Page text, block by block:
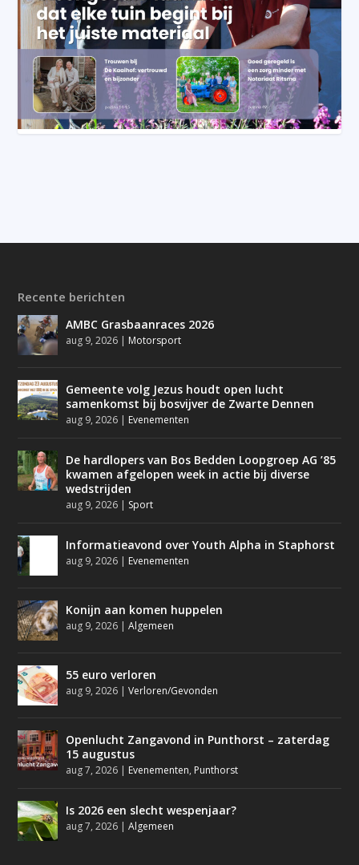
Recente berichten
AMBC Grasbaanraces 2026
aug 9, 2026 | Motorsport
Gemeente volg Jezus houdt open lucht
samenkomst bij bosvijver de Zwarte Dennen
aug 9, 2026 | Evenementen
De hardlopers van Bos Bedden Loopgroep AG ’85
kwamen afgelopen week in actie bij diverse
wedstrijden
aug 9, 2026 | Sport
Informatieavond over Youth Alpha in Staphorst
aug 9, 2026 | Evenementen
Konijn aan komen huppelen
aug 9, 2026 |Algemeen
55 euro verloren
aug 9, 2026 |Verloren/Gevonden
Openlucht Zangavond in Punthorst – zaterdag
15 augustus
aug 7, 2026 | Evenementen, Punthorst
Is 2026 een slecht wespenjaar?
aug 7, 2026 |Algemeen